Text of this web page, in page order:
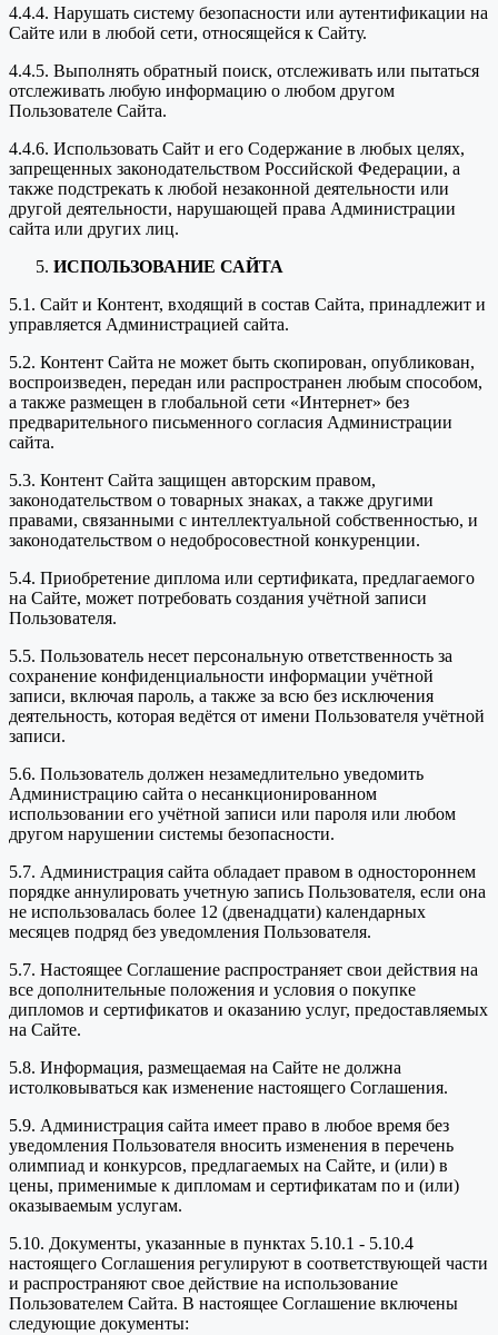
4.4.4. Нарушать систему безопасности или аутентификации на
Сайте или в любой сети, относящейся к Сайту.
4.4.5. Выполнять обратный поиск, отслеживать или пытаться
отслеживать любую информацию о любом другом
Пользователе Сайта.
4.4.6. Использовать Сайт и его Содержание в любых целях,
запрещенных законодательством Российской Федерации, а
также подстрекать к любой незаконной деятельности или
другой деятельности, нарушающей права Администрации
сайта или других лиц.
ИСПОЛЬЗОВАНИЕ САЙТА
5.1. Сайт и Контент, входящий в состав Сайта, принадлежит и
управляется Администрацией сайта.
5.2. Контент Сайта не может быть скопирован, опубликован,
воспроизведен, передан или распространен любым способом,
а также размещен в глобальной сети «Интернет» без
предварительного письменного согласия Администрации
сайта.
5.3. Контент Сайта защищен авторским правом,
законодательством о товарных знаках, а также другими
правами, связанными с интеллектуальной собственностью, и
законодательством о недобросовестной конкуренции.
5.4. Приобретение диплома или сертификата, предлагаемого
на Сайте, может потребовать создания учётной записи
Пользователя.
5.5. Пользователь несет персональную ответственность за
сохранение конфиденциальности информации учётной
записи, включая пароль, а также за всю без исключения
деятельность, которая ведётся от имени Пользователя учётной
записи.
5.6. Пользователь должен незамедлительно уведомить
Администрацию сайта о несанкционированном
использовании его учётной записи или пароля или любом
другом нарушении системы безопасности.
5.7. Администрация сайта обладает правом в одностороннем
порядке аннулировать учетную запись Пользователя, если она
не использовалась более 12 (двенадцати) календарных
месяцев подряд без уведомления Пользователя.
5.7. Настоящее Соглашение распространяет свои действия на
все дополнительные положения и условия о покупке
дипломов и сертификатов и оказанию услуг, предоставляемых
на Сайте.
5.8. Информация, размещаемая на Сайте не должна
истолковываться как изменение настоящего Соглашения.
5.9. Администрация сайта имеет право в любое время без
уведомления Пользователя вносить изменения в перечень
олимпиад и конкурсов, предлагаемых на Сайте, и (или) в
цены, применимые к дипломам и сертификатам по и (или)
оказываемым услугам.
5.10. Документы, указанные в пунктах 5.10.1 - 5.10.4
настоящего Соглашения регулируют в соответствующей части
и распространяют свое действие на использование
Пользователем Сайта. В настоящее Соглашение включены
следующие документы: